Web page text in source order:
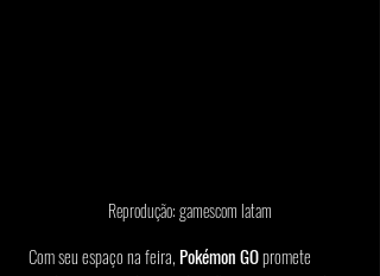
Reprodução: gamescom latam
Com seu espaço na feira, Pokémon GO promete